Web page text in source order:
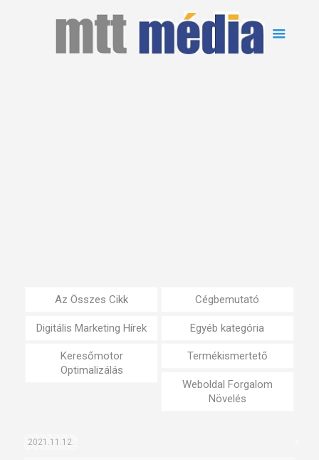
Az Összes Cikk Cégbemutató
Digitális Marketing Hírek Egyéb kategória
Keresőmotor
Optimalizálás
Termékismertető
Weboldal Forgalom
Növelés
2021.11.12.